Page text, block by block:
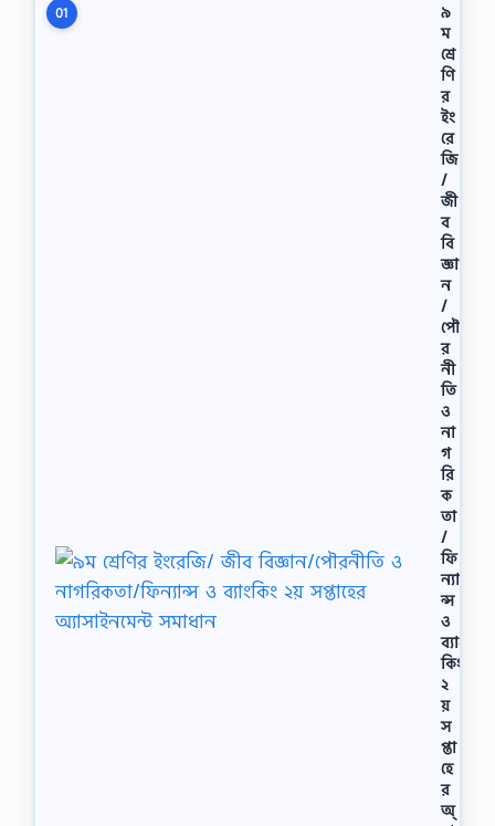
01
৯
ম
শ্রে
ণি
র
ইং
রে
জি
/
জী
ব
বি
জ্ঞা
ন
/
পৌ
র
নী
তি
ও
না
গ
রি
ক
তা
/
ফি
ন্যা
ন্স
ও
ব্যাং
কিং
২
য়
স
প্তা
হে
র
অ্